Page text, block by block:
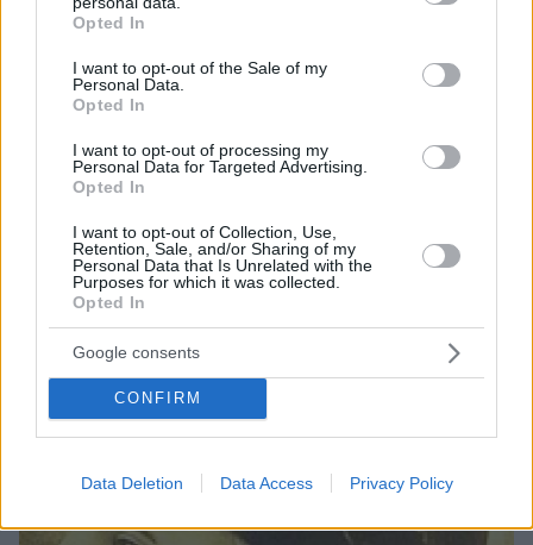
grant or deny consent to Google and its third-party tags to
use your data for below specified purposes in below Google
consent section.
Opted In
I want to opt-out of the Sale of my
Personal Data.
Opted In
I want to opt-out of processing my
Personal Data for Targeted Advertising.
Opted In
I want to opt-out of Collection, Use,
Retention, Sale, and/or Sharing of my
Personal Data that Is Unrelated with the
Purposes for which it was collected.
Opted In
Google consents
CONFIRM
Data Deletion Data Access Privacy Policy
Καπουδάν πασά, δεν επέβαινε σ’ αυτή ο
Χοσρέφ, για τον φόβο των πυρπολικών.
Επρόκειτο για τη φρεγάτα «Χαζινέ Γκεμισί».
Δίκροτο πλοίο 64 κανονιών με 650 άτομα
τουλάχιστον κανονιέρηδες με προορισμό το
Μεσολόγγι. Υπήρχαν ακόμα πολλά πυρομαχικά,
σχεδίες για τη λιμνοθάλασσα και το ταμείο του
στόλου.